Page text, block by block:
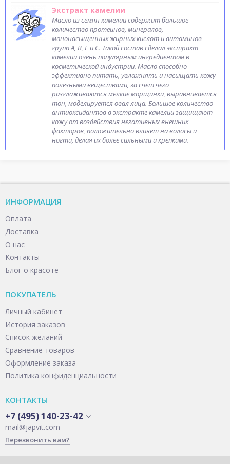
Экстракт камелии
Масло из семян камелии содержит большое
количество протеинов, минералов,
мононасыщенных жирных кислот и витаминов
групп A, B, E и С. Такой состав сделал экстракт
камелии очень популярным ингредиентом в
косметической индустрии. Масло способно
эффективно питать, увлажнять и насыщать кожу
полезными веществами, за счет чего
разглаживаются мелкие морщинки, выравнивается
тон, моделируется овал лица. Большое количество
антиоксидантов в экстракте камелии защищают
кожу от воздействия негативных внешних
факторов, положительно влияет на волосы и
ногти, делая их более сильными и крепкими.
ИНФОРМАЦИЯ
Оплата
Доставка
О нас
Контакты
Блог о красоте
ПОКУПАТЕЛЬ
Личный кабинет
История заказов
Список желаний
Сравнение товаров
Оформление заказа
Политика конфиденциальности
КОНТАКТЫ
+7 (495) 140-23-42
mail@japvit.com
Перезвонить вам?